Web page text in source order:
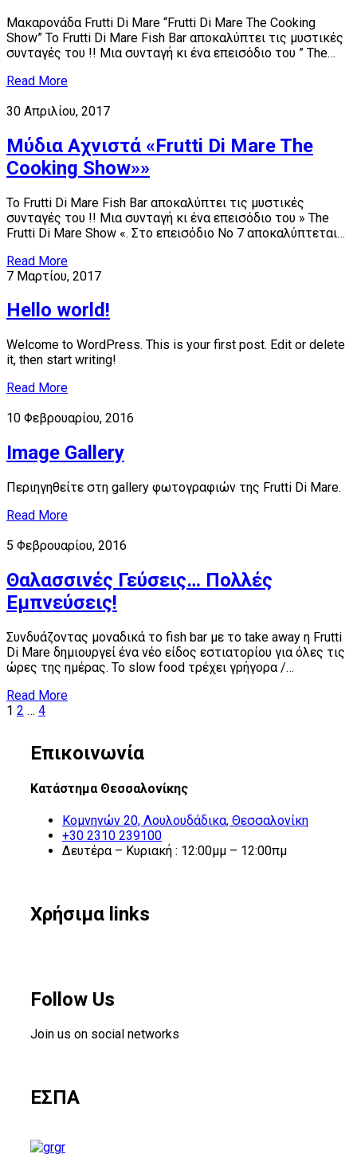
Μακαρονάδα Frutti Di Mare “Frutti Di Mare The Cooking
Show” Το Frutti Di Mare Fish Bar αποκαλύπτει τις μυστικές
συνταγές του !! Μια συνταγή κι ένα επεισόδιο του ” The…
Read More
30 Απριλίου, 2017
Μύδια Αχνιστά «Frutti Di Mare The
Cooking Show»»
Το Frutti Di Mare Fish Bar αποκαλύπτει τις μυστικές
συνταγές του !! Μια συνταγή κι ένα επεισόδιο του » The
Frutti Di Mare Show «. Στο επεισόδιο Νο 7 αποκαλύπτεται…
Read More
7 Μαρτίου, 2017
Hello world!
Welcome to WordPress. This is your first post. Edit or delete
it, then start writing!
Read More
10 Φεβρουαρίου, 2016
Image Gallery
Περιηγηθείτε στη gallery φωτογραφιών της Frutti Di Mare.
Read More
5 Φεβρουαρίου, 2016
Θαλασσινές Γεύσεις… Πολλές
Εμπνεύσεις!
Συνδυάζοντας μοναδικά το fish bar με το take away η Frutti
Di Mare δημιουργεί ένα νέο είδος εστιατορίου για όλες τις
ώρες της ημέρας. Το slow food τρέχει γρήγορα /…
Read More
Σελιδοποίηση
1 2 … 4
Επικοινωνία
Κατάστημα Θεσσαλονίκης
Κομνηνών 20, Λουλουδάδικα, Θεσσαλονίκη
+30 2310 239100
Δευτέρα – Κυριακή : 12:00μμ – 12:00πμ
Χρήσιμα links
Follow Us
Join us on social networks
ΕΣΠΑ
gr